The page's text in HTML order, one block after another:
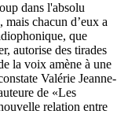
dans l'absolu
mais chacun d’eux a
que
autorise des tirades
la voix amène à une
Valérie Jeanne-
de «Les
relation entre